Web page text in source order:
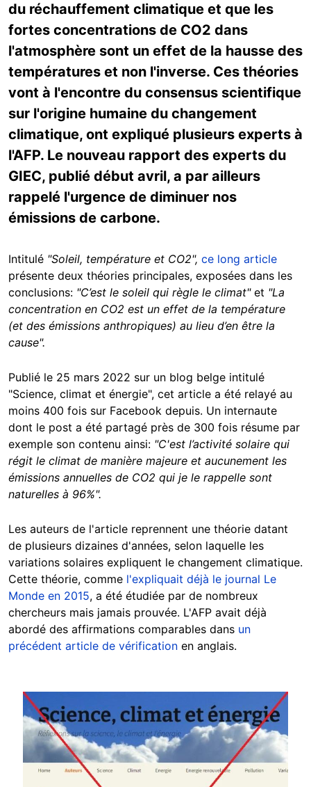
du réchauffement climatique et que les
fortes concentrations de CO2 dans
l'atmosphère sont un effet de la hausse des
températures et non l'inverse. Ces théories
vont à l'encontre du consensus scientifique
sur l'origine humaine du changement
climatique, ont expliqué plusieurs experts à
l'AFP. Le nouveau rapport des experts du
GIEC, publié début avril, a par ailleurs
rappelé l'urgence de diminuer nos
émissions de carbone.
Intitulé "Soleil, température et CO2", ce long article
présente deux théories principales, exposées dans les
conclusions: "C’est le soleil qui règle le climat" et "La
concentration en CO2 est un effet de la température
(et des émissions anthropiques) au lieu d’en être la
cause".
Publié le 25 mars 2022 sur un blog belge intitulé
"Science, climat et énergie", cet article a été relayé au
moins 400 fois sur Facebook depuis. Un internaute
dont le post a été partagé près de 300 fois résume par
exemple son contenu ainsi: "C'est l’activité solaire qui
régit le climat de manière majeure et aucunement les
émissions annuelles de CO2 qui je le rappelle sont
naturelles à 96%".
Les auteurs de l'article reprennent une théorie datant
de plusieurs dizaines d'années, selon laquelle les
variations solaires expliquent le changement climatique.
Cette théorie, comme l'expliquait déjà le journal Le
Monde en 2015, a été étudiée par de nombreux
chercheurs mais jamais prouvée. L'AFP avait déjà
abordé des affirmations comparables dans un
précédent article de vérification en anglais.
Image